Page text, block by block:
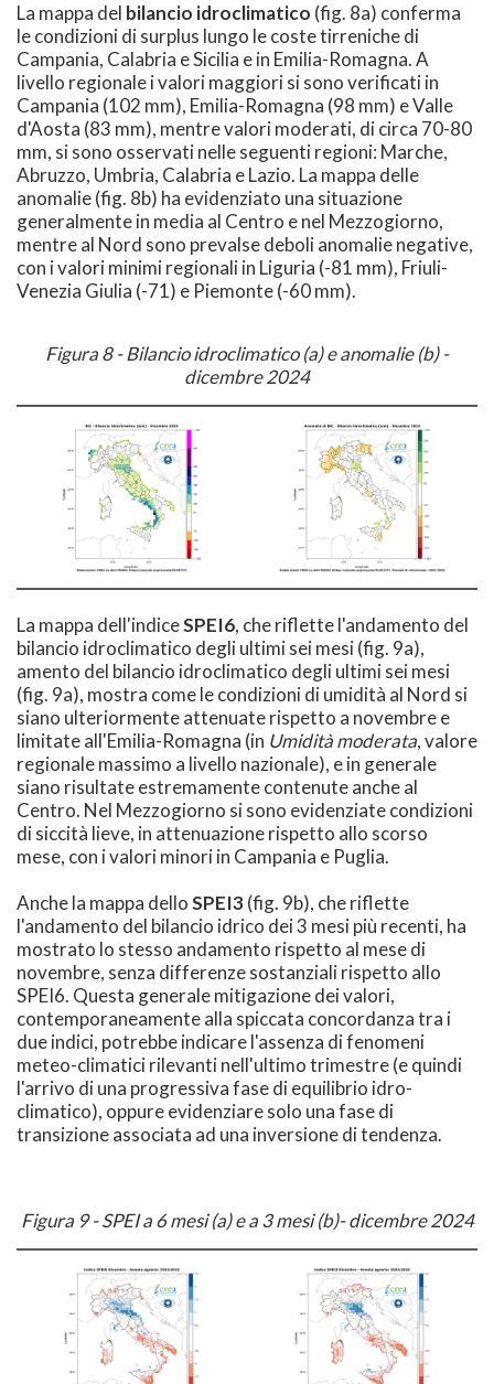
La mappa del bilancio idroclimatico (fig. 8a) conferma
le condizioni di surplus lungo le coste tirreniche di
Campania, Calabria e Sicilia e in Emilia-Romagna. A
livello regionale i valori maggiori si sono verificati in
Campania (102 mm), Emilia-Romagna (98 mm) e Valle
d'Aosta (83 mm), mentre valori moderati, di circa 70-80
mm, si sono osservati nelle seguenti regioni: Marche,
Abruzzo, Umbria, Calabria e Lazio. La mappa delle
anomalie (fig. 8b) ha evidenziato una situazione
generalmente in media al Centro e nel Mezzogiorno,
mentre al Nord sono prevalse deboli anomalie negative,
con i valori minimi regionali in Liguria (-81 mm), Friuli-
Venezia Giulia (-71) e Piemonte (-60 mm).
Figura 8 - Bilancio idroclimatico (a) e anomalie (b) -
dicembre 2024
La mappa dell'indiceSPEI6, che riflette l'andamento del
bilancio idroclimatico degli ultimi sei mesi (fig. 9a),
amento del bilancio idroclimatico degli ultimi sei mesi
(fig. 9a), mostra come le condizioni di umidità al Nord si
siano ulteriormente attenuate rispetto a novembre e
limitate all'Emilia-Romagna (in Umidità moderata, valore
regionale massimo a livello nazionale), e in generale
siano risultate estremamente contenute anche al
Centro. Nel Mezzogiorno si sono evidenziate condizioni
di siccità lieve, in attenuazione rispetto allo scorso
mese, con i valori minori in Campania e Puglia.
Anche la mappa delloSPEI3(fig. 9b), che riflette
l'andamento del bilancio idrico dei 3 mesi più recenti, ha
mostrato lo stesso andamento rispetto al mese di
novembre, senza differenze sostanziali rispetto allo
SPEI6. Questa generale mitigazione dei valori,
contemporaneamente alla spiccata concordanza tra i
due indici, potrebbe indicare l'assenza di fenomeni
meteo-climatici rilevanti nell'ultimo trimestre (e quindi
l'arrivo di una progressiva fase di equilibrio idro-
climatico), oppure evidenziare solo una fase di
transizione associata ad una inversione di tendenza.
Figura 9 - SPEI a 6 mesi (a) e a 3 mesi (b)- dicembre 2024